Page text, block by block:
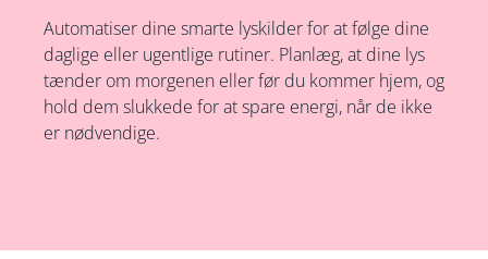
Automatiser dine smarte lyskilder for at følge dine
daglige eller ugentlige rutiner. Planlæg, at dine lys
tænder om morgenen eller før du kommer hjem, og
hold dem slukkede for at spare energi, når de ikke
er nødvendige.